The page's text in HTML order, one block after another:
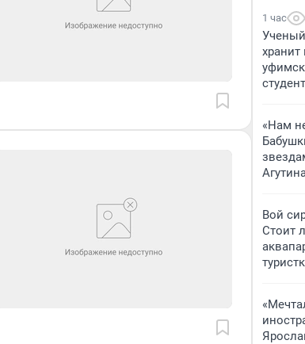
1 час
«Нам
Вой
Стоит